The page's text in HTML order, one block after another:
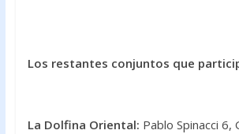
Los restantes conjuntos que
La Dolfina Oriental: Pablo Spinacci 6,